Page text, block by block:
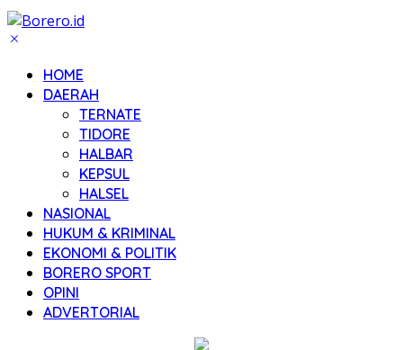
HOME
DAERAH
TERNATE
TIDORE
HALBAR
KEPSUL
HALSEL
NASIONAL
HUKUM & KRIMINAL
EKONOMI & POLITIK
BORERO SPORT
OPINI
ADVERTORIAL